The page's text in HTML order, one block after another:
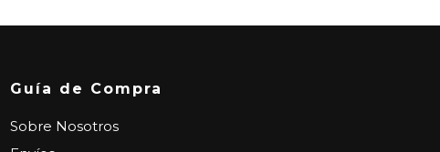
Guía de Compra
Sobre Nosotros